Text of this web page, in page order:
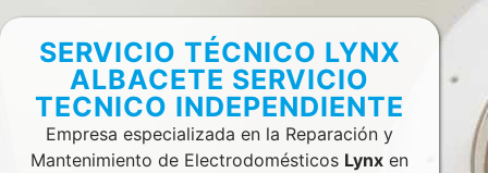
SERVICIO TÉCNICO LYNX
ALBACETE SERVICIO
TECNICO INDEPENDIENTE
Empresa especializada en la Reparación y
Mantenimiento de Electrodomésticos Lynx en